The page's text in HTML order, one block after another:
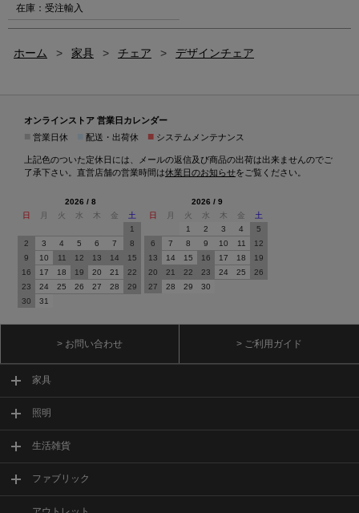
在庫：受注輸入
ホーム > 家具 > チェア > デザインチェア
オンラインストア 営業日カレンダー
営業日休 配送・出荷休 ■ システムメンテナンス
上記色のついた定休日には、メールの返信及び商品の出荷は出来ませんのでご
了承下さい。直営店舗の営業時間は休業日のお知らせをご覧ください。
2026 / 8
日
月 火 水 木 金
土
1
2
3 4 5 6 7
8
9
10 11 12 13 14
15
16
17 18 19 20 21
22
23
24 25 26 27 28
29
30
31
2026 / 9
日
月 火 水 木 金
土
1
2 3 4
5
6
7 8 9 10 11
12
13
14 15 16 17 18
19
20
21 22 23 24 25
26
27
28 29 30
> お問い合わせ > ご利用ガイド
家具
照明
生活雑貨
ファブリック